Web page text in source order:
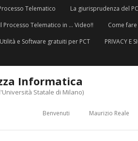
Telematico
La giurisprudenza del
Il Processo Telematico in … Video!!
Come
Utilità e Software gratuiti per PCT
PRIVACY E
Informatica
Statale di Milano)
Benvenuti Maurizio Reale